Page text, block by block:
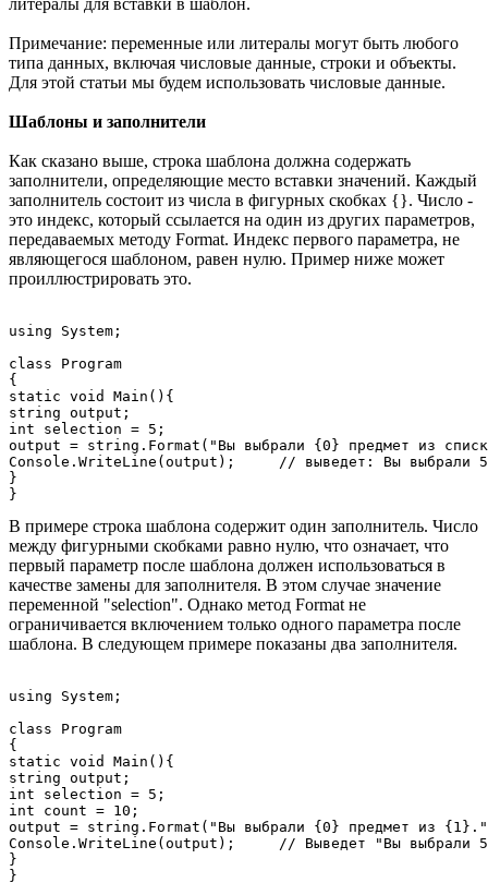
Примечание: переменные или литералы могут быть любого
типа данных, включая числовые данные, строки и объекты.
Для этой статьи мы будем использовать числовые данные.
Шаблоны и заполнители
Как сказано выше, строка шаблона должна содержать
заполнители, определяющие место вставки значений. Каждый
заполнитель состоит из числа в фигурных скобках {}. Число -
это индекс, который ссылается на один из других параметров,
передаваемых методу Format. Индекс первого параметра, не
являющегося шаблоном, равен нулю. Пример ниже может
проиллюстрировать это.
using System;
class Program
{
static void Main(){
string output;
int selection = 5;
output = string.Format("Вы выбрали {0} предмет из
Console.WriteLine(output);     // выведет: Вы выбрали 5
}
В примере строка шаблона содержит один заполнитель. Число
между фигурными скобками равно нулю, что означает, что
первый параметр после шаблона должен использоваться в
качестве замены для заполнителя. В этом случае значение
переменной "selection". Однако метод Format не
ограничивается включением только одного параметра после
шаблона. В следующем примере показаны два заполнителя.
using System;
class Program
{
static void Main(){
string output;
int selection = 5;
int count = 10;
output = string.Format("Вы выбрали {0} предмет из
Console.WriteLine(output);     // Выведет "Вы
}